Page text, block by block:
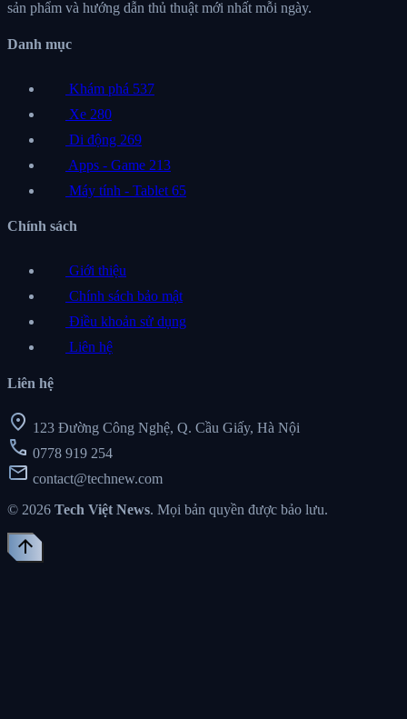
sản phẩm và hướng dẫn thủ thuật mới nhất mỗi ngày.
Danh mục
Khám phá 537
Xe 280
Di động 269
Apps - Game 213
Máy tính - Tablet 65
Chính sách
Giới thiệu
Chính sách bảo mật
Điều khoản sử dụng
Liên hệ
Liên hệ
location_on 123 Đường Công Nghệ, Q. Cầu Giấy, Hà Nội
call 0778 919 254
mail contact@technew.com
© 2026 Tech Việt News. Mọi bản quyền được bảo lưu.
arrow_upward